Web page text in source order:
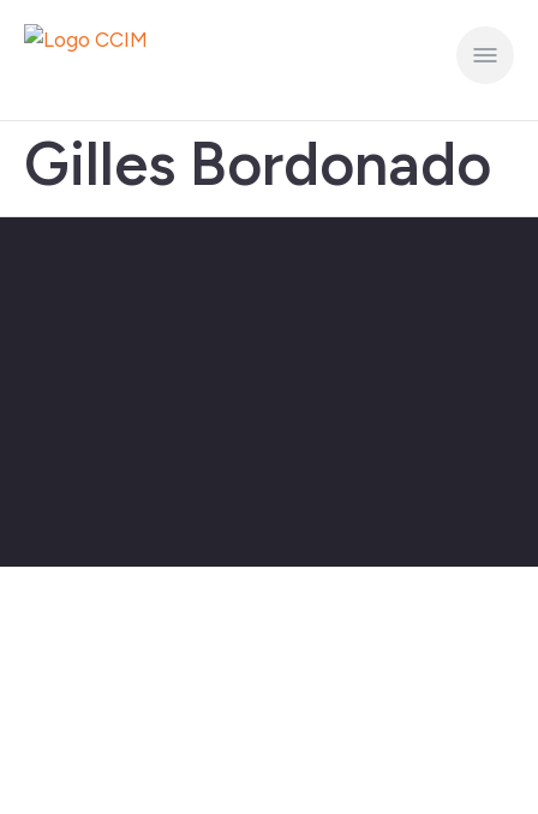
Gilles Bordonado